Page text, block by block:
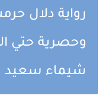
رواية دلال
وحصرية حتي
شيماء سعيد